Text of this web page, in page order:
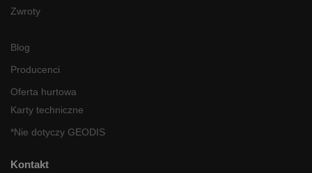
Zwroty
Blog
Producenci
Oferta hurtowa
Karty techniczne
*Nie dotyczy GEODIS
Kontakt